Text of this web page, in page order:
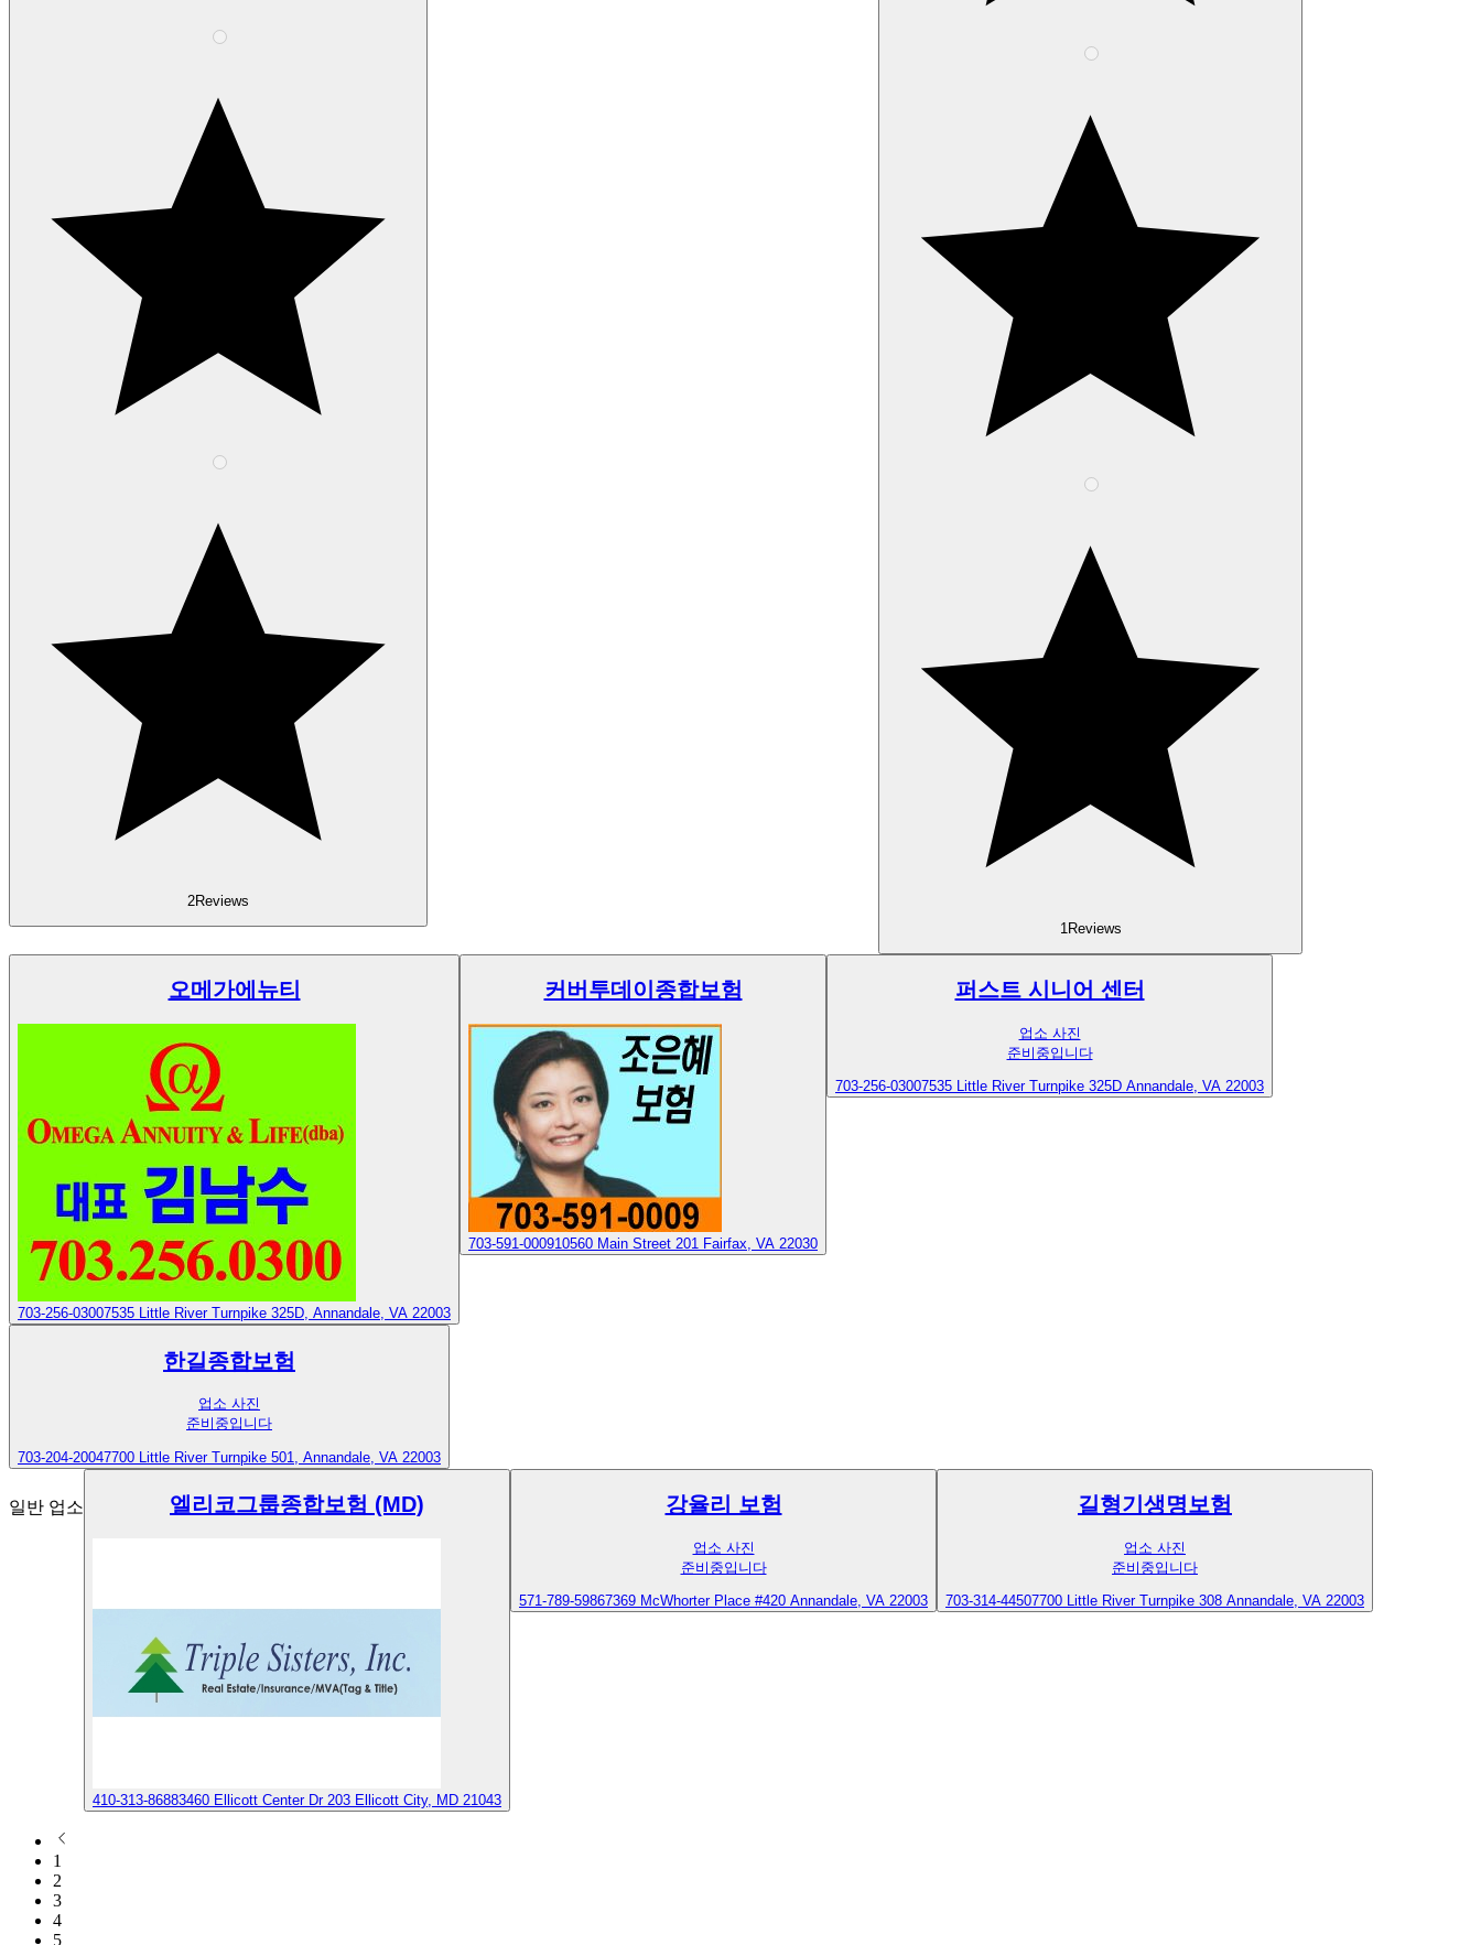
2Reviews
1 Reviews
오메가에뉴티
703-256-03007535 Little River Turnpike 325D, Annandale, VA 22003
커버투데이종합보험
703-591-000910560 Main Street 201 Fairfax, VA 22030
퍼스트 시니어 센터
업소 사진
준비중입니다
703-256-03007535 Little River Turnpike 325D Annandale, VA 22003
한길종합보험
업소 사진
준비중입니다
703-204-20047700 Little River Turnpike 501, Annandale, VA 22003
일반 업소 엘리코그룹종합보험 (MD)
410-313-86883460 Ellicott Center Dr 203 Ellicott City, MD 21043
강율리 보험
업소 사진
준비중입니다
571-789-59867369 McWhorter Place #420 Annandale, VA 22003
길형기생명보험
업소 사진
준비중입니다
703-314-44507700 Little River Turnpike 308 Annandale, VA 22003
1
2
3
4
5